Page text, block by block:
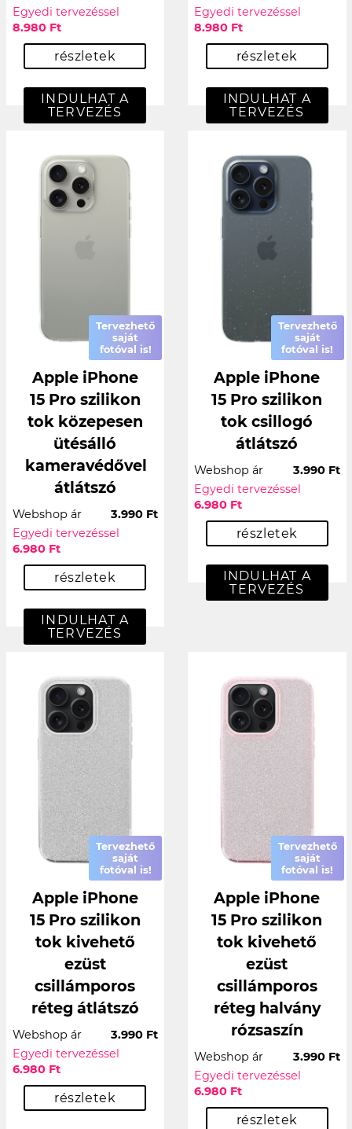
Egyedi tervezéssel
8.980 Ft
részletek
INDULHAT A
TERVEZÉS
Egyedi tervezéssel
8.980 Ft
részletek
INDULHAT A
TERVEZÉS
Tervezhető
saját
fotóval is!
Apple iPhone
15 Pro szilikon
tok közepesen
ütésálló
kameravédővel
átlátszó
Webshop ár
3.990 Ft
Egyedi tervezéssel
6.980 Ft
részletek
INDULHAT A
TERVEZÉS
Tervezhető
saját
fotóval is!
Apple iPhone
15 Pro szilikon
tok csillogó
átlátszó
Webshop ár
3.990 Ft
Egyedi tervezéssel
6.980 Ft
részletek
INDULHAT A
TERVEZÉS
Tervezhető
saját
fotóval is!
Apple iPhone
15 Pro szilikon
tok kivehető
ezüst
csillámporos
réteg átlátszó
Webshop ár
3.990 Ft
Egyedi tervezéssel
6.980 Ft
részletek
Tervezhető
saját
fotóval is!
Apple iPhone
15 Pro szilikon
tok kivehető
ezüst
csillámporos
réteg halvány
rózsaszín
Webshop ár
3.990 Ft
Egyedi tervezéssel
6.980 Ft
részletek